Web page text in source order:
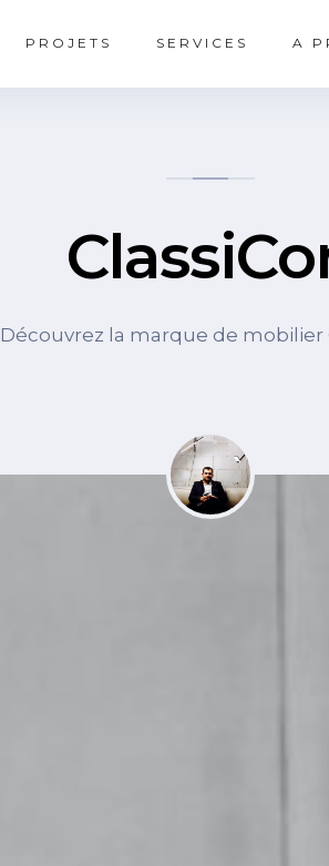
PROJETS SERVICES A
Découvrez la marque de mobilier